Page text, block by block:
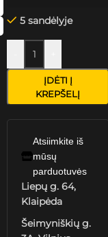
5 sandėlyje
ĮDĖTI Į
KREPŠELĮ
Atsiimkite iš
mūsų
parduotuvės
Liepų g. 64,
Klaipėda
Šeimyniškių g.